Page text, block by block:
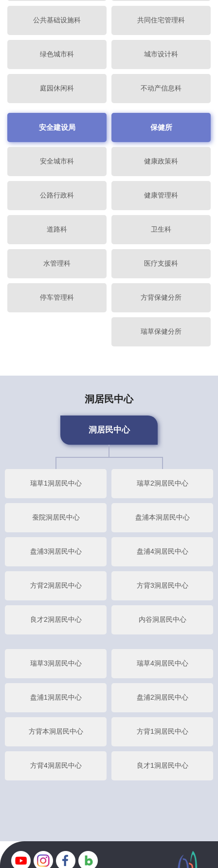
公共基础设施科
绿色城市科
庭园休闲科
共同住宅管理科
城市设计科
不动产信息科
安全建设局
安全城市科
公路行政科
道路科
水管理科
停车管理科
保健所
健康政策科
健康管理科
卫生科
医疗支援科
方背保健分所
瑞草保健分所
洞居民中心
洞居民中心
瑞草1洞居民中心
蚕院洞居民中心
盘浦3洞居民中心
方背2洞居民中心
良才2洞居民中心
瑞草2洞居民中心
盘浦本洞居民中心
盘浦4洞居民中心
方背3洞居民中心
内谷洞居民中心
瑞草3洞居民中心
盘浦1洞居民中心
方背本洞居民中心
方背4洞居民中心
瑞草4洞居民中心
盘浦2洞居民中心
方背1洞居民中心
良才1洞居民中心